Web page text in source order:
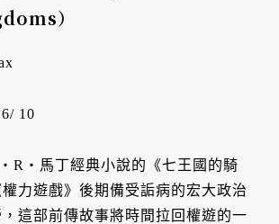
）
10
R・馬丁經典小說的《七王國的騎
力遊戲》後期備受詬病的宏大政治
這部前傳故事將時間拉回權遊的一